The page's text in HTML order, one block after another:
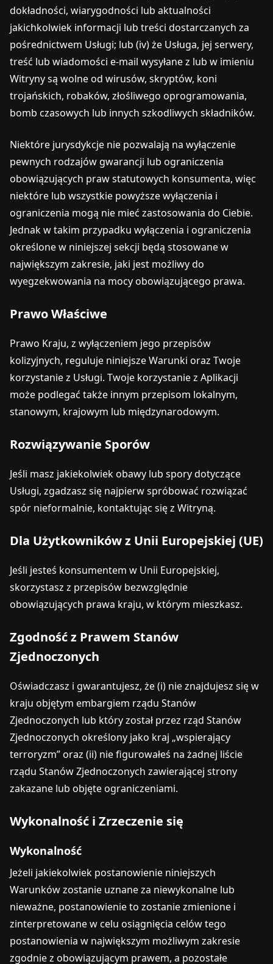
dokładności, wiarygodności lub aktualności
jakichkolwiek informacji lub treści dostarczanych za
pośrednictwem Usługi; lub (iv) że Usługa, jej serwery,
treść lub wiadomości e-mail wysyłane z lub w imieniu
Witryny są wolne od wirusów, skryptów, koni
trojańskich, robaków, złośliwego oprogramowania,
bomb czasowych lub innych szkodliwych składników.
Niektóre jurysdykcje nie pozwalają na wyłączenie
pewnych rodzajów gwarancji lub ograniczenia
obowiązujących praw statutowych konsumenta, więc
niektóre lub wszystkie powyższe wyłączenia i
ograniczenia mogą nie mieć zastosowania do Ciebie.
Jednak w takim przypadku wyłączenia i ograniczenia
określone w niniejszej sekcji będą stosowane w
największym zakresie, jaki jest możliwy do
wyegzekwowania na mocy obowiązującego prawa.
Prawo Właściwe
Prawo Kraju, z wyłączeniem jego przepisów
kolizyjnych, reguluje niniejsze Warunki oraz Twoje
korzystanie z Usługi. Twoje korzystanie z Aplikacji
może podlegać także innym przepisom lokalnym,
stanowym, krajowym lub międzynarodowym.
Rozwiązywanie Sporów
Jeśli masz jakiekolwiek obawy lub spory dotyczące
Usługi, zgadzasz się najpierw spróbować rozwiązać
spór nieformalnie, kontaktując się z Witryną.
Dla Użytkowników z Unii Europejskiej (UE)
Jeśli jesteś konsumentem w Unii Europejskiej,
skorzystasz z przepisów bezwzględnie
obowiązujących prawa kraju, w którym mieszkasz.
Zgodność z Prawem Stanów
Zjednoczonych
Oświadczasz i gwarantujesz, że (i) nie znajdujesz się w
kraju objętym embargiem rządu Stanów
Zjednoczonych lub który został przez rząd Stanów
Zjednoczonych określony jako kraj „wspierający
terroryzm” oraz (ii) nie figurowałeś na żadnej liście
rządu Stanów Zjednoczonych zawierającej strony
zakazane lub objęte ograniczeniami.
Wykonalność i Zrzeczenie się
Wykonalność
Jeżeli jakiekolwiek postanowienie niniejszych
Warunków zostanie uznane za niewykonalne lub
nieważne, postanowienie to zostanie zmienione i
zinterpretowane w celu osiągnięcia celów tego
postanowienia w największym możliwym zakresie
zgodnie z obowiązującym prawem, a pozostałe